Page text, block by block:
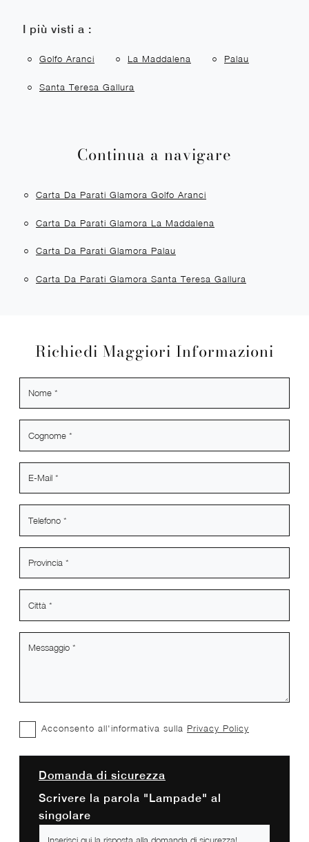
I più visti a :
Golfo Aranci La Maddalena Palau
Santa Teresa Gallura
Continua a navigare
Carta Da Parati Glamora Golfo Aranci
Carta Da Parati Glamora La Maddalena
Carta Da Parati Glamora Palau
Carta Da Parati Glamora Santa Teresa Gallura
Richiedi Maggiori Informazioni
Acconsento all'informativa sulla Privacy Policy
Domanda di sicurezza
Scrivere la parola "Lampade" al
singolare